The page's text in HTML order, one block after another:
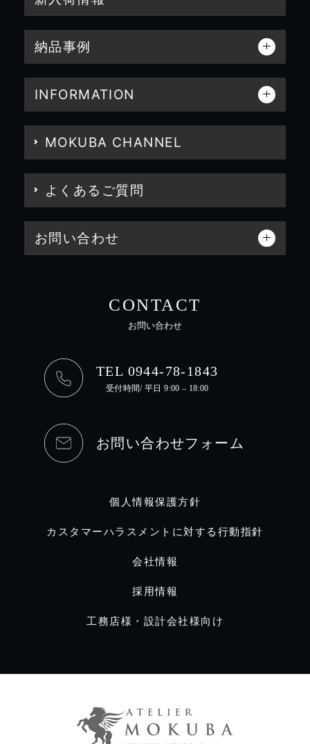
納品事例
INFORMATION
MOKUBA CHANNEL
よくあるご質問
お問い合わせ
CONTACT
お問い合わせ
TEL 0944-78-1843
受付時間/ 平日 9:00 – 18:00
お問い合わせフォーム
個人情報保護方針
カスタマーハラスメントに対する行動指針
会社情報
採用情報
工務店様・設計会社様向け